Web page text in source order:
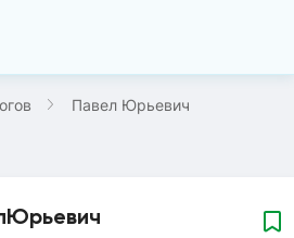
Павел Юрьевич
Юрьевич